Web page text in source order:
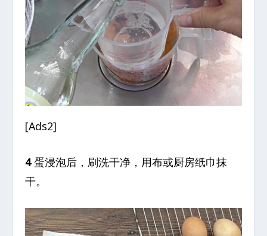
[Ads2]
4蛋浸泡后，刷洗干净，用布或厨房纸巾抹
干。